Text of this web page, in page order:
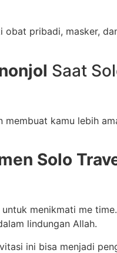
pribadi, masker,
Saat
kamu lebih
Solo
menikmati me
lindungan Allah.
ini bisa menjadi